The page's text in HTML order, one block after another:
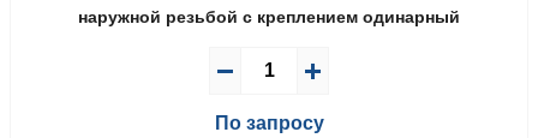
наружной резьбой с креплением одинарный
По запросу